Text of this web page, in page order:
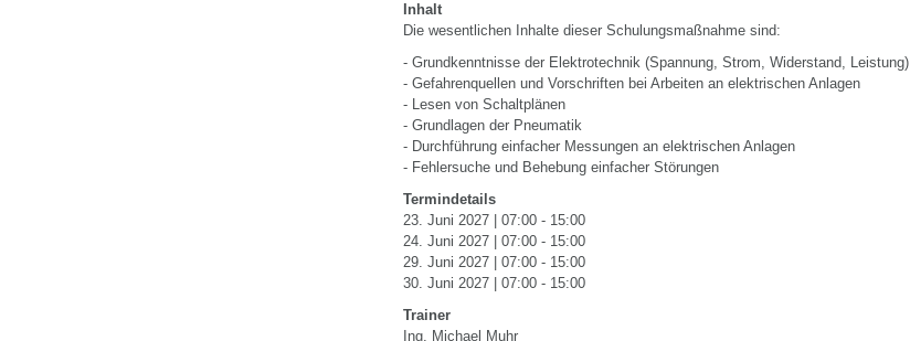
Inhalt
Die wesentlichen Inhalte dieser Schulungsmaßnahme sind:
- Grundkenntnisse der Elektrotechnik (Spannung, Strom, Widerstand, Leistung)
- Gefahrenquellen und Vorschriften bei Arbeiten an elektrischen Anlagen
- Lesen von Schaltplänen
- Grundlagen der Pneumatik
- Durchführung einfacher Messungen an elektrischen Anlagen
- Fehlersuche und Behebung einfacher Störungen
Termindetails
23. Juni 2027 | 07:00 - 15:00
24. Juni 2027 | 07:00 - 15:00
29. Juni 2027 | 07:00 - 15:00
30. Juni 2027 | 07:00 - 15:00
Trainer
Ing. Michael Muhr